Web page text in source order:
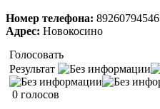
Номер телефона: 89260794546
Адрес: Новокосино
Голосовать
Результат
0 голосов